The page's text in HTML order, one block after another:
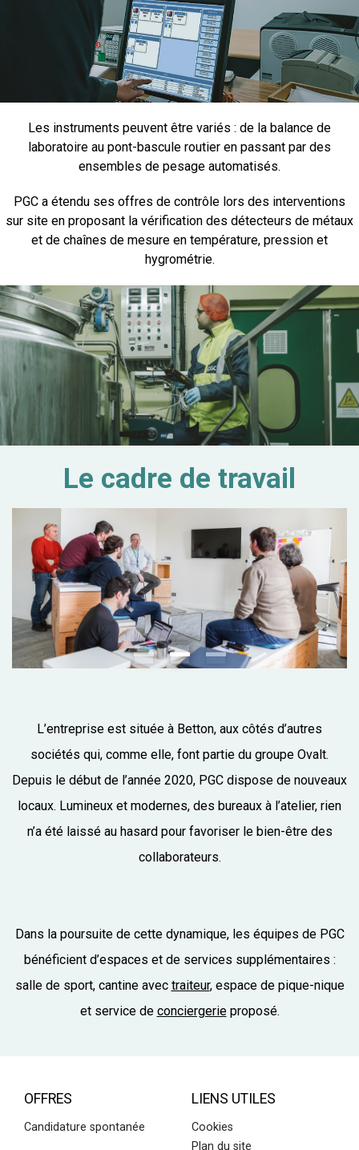
Les instruments peuvent être variés : de la balance de
laboratoire au pont-bascule routier en passant par des
ensembles de pesage automatisés.
PGC a étendu ses offres de contrôle lors des interventions
sur site en proposant la vérification des détecteurs de métaux
et de chaînes de mesure en température, pression et
hygrométrie.
Le cadre de travail
L’entreprise est située à Betton, aux côtés d’autres
sociétés qui, comme elle, font partie du groupe Ovalt.
Depuis le début de l’année 2020, PGC dispose de nouveaux
locaux. Lumineux et modernes, des bureaux à l’atelier, rien
n’a été laissé au hasard pour favoriser le bien-être des
collaborateurs.
Dans la poursuite de cette dynamique, les équipes de PGC
bénéficient d’espaces et de services supplémentaires :
salle de sport, cantine avec traiteur, espace de pique-nique
et service de conciergerieproposé.
OFFRES
Candidature spontanée
LIENS UTILES
Cookies
Plan du site